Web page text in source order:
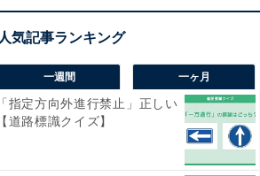
1 2
一週間 一ヶ月
指定方向外進行禁止」正しい
道路標識クイズ】